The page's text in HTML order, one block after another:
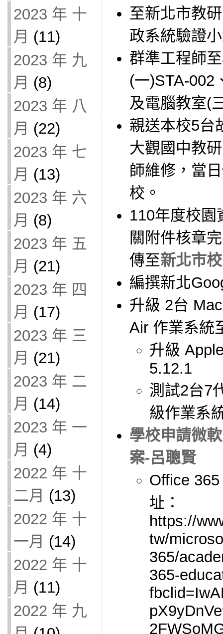
2023 年 十
月 (11)
2023 年 九
月 (8)
2023 年 八
月 (22)
2023 年 七
月 (13)
2023 年 六
月 (8)
2023 年 五
月 (21)
2023 年 四
月 (17)
2023 年 三
月 (21)
2023 年 二
月 (14)
2023 年 一
月 (4)
2022 年 十
二月 (13)
2022 年 十
一月 (14)
2022 年 十
月 (11)
2022 年 九
至新北市教
政系統驗證
群準工程師
(一)STA-002
及電腦教室(
親送本校5台
大觀國中教
師維修，當
校。
110年度校園
關附件核章
傳至新北市
編撰新北
升級 2台
Air 作業系統
升級
5.12.1
測試2台7
級作業系
學校申請微
案-呂聰賢
Office
址：
https://
tw/
365/
365-